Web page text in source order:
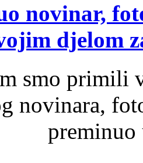
novinar,
djelom
smo primili
novinara,